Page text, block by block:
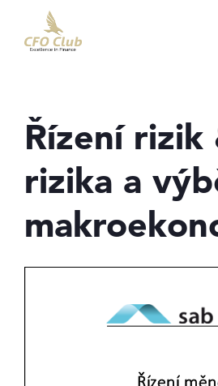
hlavní
hlavní
Řízení rizik
rizika a